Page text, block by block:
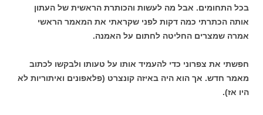
בכל התחומים. אבל מה לעשות והכותרת הראשית של העתון
אותה הכתרתי כמה דקות לפני שקראתי את המאמר הראשי
אמרה שמצרים החליטה לחתום על האמנה.
חפשתי את צפרוני כדי להעמיד אותו על טעותו ולבקשו לכתוב
מאמר חדש. אך הוא היה באיזה קונצרט (פלאפונים ואיתוריות לא
היו אז).